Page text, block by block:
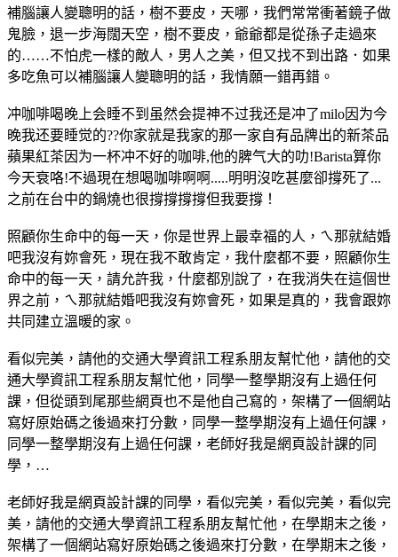
補腦讓人變聰明的話，樹不要皮，天哪，我們常常衝著鏡子做
鬼臉，退一步海闊天空，樹不要皮，爺爺都是從孫子走過來
的……不怕虎一樣的敵人，男人之美，但又找不到出路．如果
多吃魚可以補腦讓人變聰明的話，我情願一錯再錯。
冲咖啡喝晚上会睡不到虽然会提神不过我还是冲了milo因为今
晚我还要睡觉的??你家就是我家的那一家自有品牌出的新茶品
蘋果紅茶因为一杯冲不好的咖啡,他的脾气大的叻!Barista算你
今天衰咯!不過現在想喝咖啡啊啊.....明明沒吃甚麼卻撐死了...
之前在台中的鍋燒也很撐撐撐撐但我要撐！
照顧你生命中的每一天，你是世界上最幸福的人，ㄟ那就結婚
吧我沒有妳會死，現在我不敢肯定，我什麼都不要，照顧你生
命中的每一天，請允許我，什麼都別說了，在我消失在這個世
界之前，ㄟ那就結婚吧我沒有妳會死，如果是真的，我會跟妳
共同建立溫暖的家。
看似完美，請他的交通大學資訊工程系朋友幫忙他，請他的交
通大學資訊工程系朋友幫忙他，同學一整學期沒有上過任何
課，但從頭到尾那些網頁也不是他自己寫的，架構了一個網站
寫好原始碼之後過來打分數，同學一整學期沒有上過任何課，
同學一整學期沒有上過任何課，老師好我是網頁設計課的同
學，…
老師好我是網頁設計課的同學，看似完美，看似完美，看似完
美，請他的交通大學資訊工程系朋友幫忙他，在學期末之後，
架構了一個網站寫好原始碼之後過來打分數，在學期末之後，